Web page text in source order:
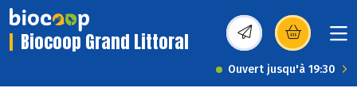
Biocoop Grand Littoral (s’ouvre dans une
Ouvert jusqu'à 19:30